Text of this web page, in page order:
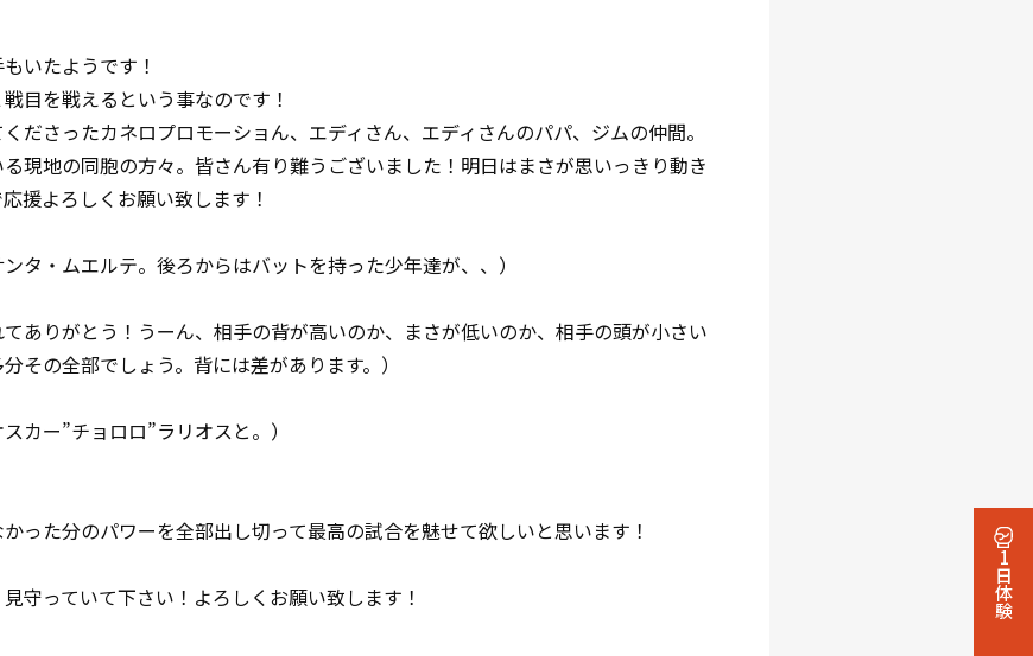
1日体験
いたようです！
目を戦えるという事なのです！
ださったカネロプロモーショん、エディさん、エディさんのパパ、ジムの仲間。
現地の同胞の方々。皆さん有り難うございました！明日はまさが思いっきり動き
援よろしくお願い致します！
タ・ムエルテ。後ろからはバットを持った少年達が、、）
てありがとう！うーん、相手の背が高いのか、まさが低いのか、相手の頭が小さい
その全部でしょう。背には差があります。）
カー”チョロロ”ラリオスと。）
った分のパワーを全部出し切って最高の試合を魅せて欲しいと思います！
守っていて下さい！よろしくお願い致します！